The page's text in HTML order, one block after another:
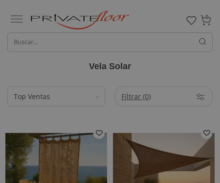
0
Vela Solar
Filtrar (0)